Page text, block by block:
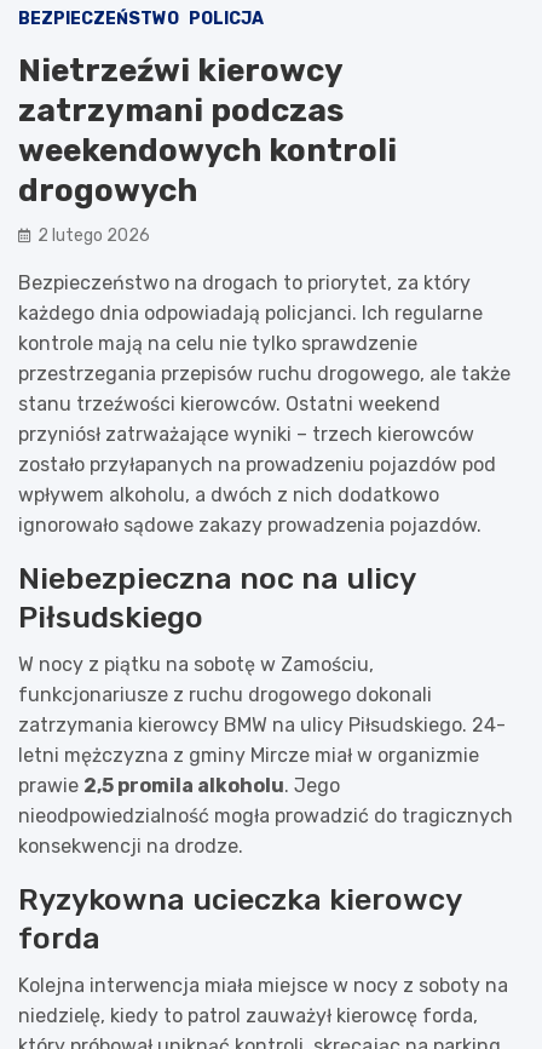
BEZPIECZEŃSTWO POLICJA
Nietrzeźwi kierowcy
zatrzymani podczas
weekendowych kontroli
drogowych
2 lutego 2026
Bezpieczeństwo na drogach to priorytet, za który
każdego dnia odpowiadają policjanci. Ich regularne
kontrole mają na celu nie tylko sprawdzenie
przestrzegania przepisów ruchu drogowego, ale także
stanu trzeźwości kierowców. Ostatni weekend
przyniósł zatrważające wyniki – trzech kierowców
zostało przyłapanych na prowadzeniu pojazdów pod
wpływem alkoholu, a dwóch z nich dodatkowo
ignorowało sądowe zakazy prowadzenia pojazdów.
Niebezpieczna noc na ulicy
Piłsudskiego
W nocy z piątku na sobotę w Zamościu,
funkcjonariusze z ruchu drogowego dokonali
zatrzymania kierowcy BMW na ulicy Piłsudskiego. 24-
letni mężczyzna z gminy Mircze miał w organizmie
prawie 2,5 promila alkoholu. Jego
nieodpowiedzialność mogła prowadzić do tragicznych
konsekwencji na drodze.
Ryzykowna ucieczka kierowcy
forda
Kolejna interwencja miała miejsce w nocy z soboty na
niedzielę, kiedy to patrol zauważył kierowcę forda,